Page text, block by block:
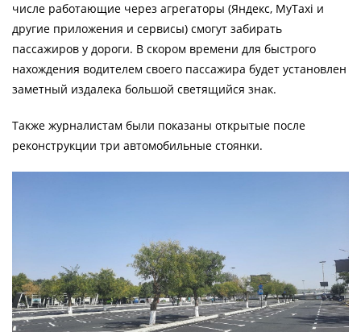
числе работающие через агрегаторы (Яндекс, MyTaxi и
другие приложения и сервисы) смогут забирать
пассажиров у дороги. В скором времени для быстрого
нахождения водителем своего пассажира будет установлен
заметный издалека большой светящийся знак.
Также журналистам были показаны открытые после
реконструкции три автомобильные стоянки.